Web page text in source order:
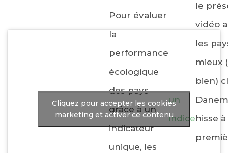
Pour évaluer
la
performance
écologique
des pays
grâce à un
indicateur
unique, les
un
indice
le
vidéo
les
mieux
bien)
hisse à
Cliquez pour accepter les cookies
marketing et activer ce contenu